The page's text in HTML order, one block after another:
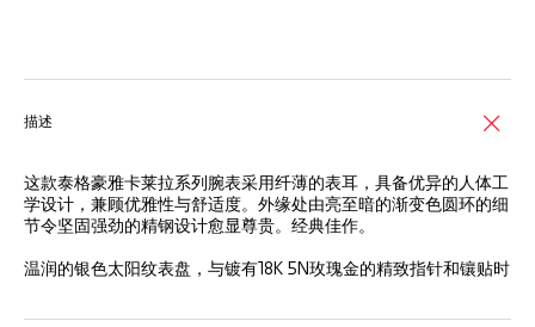
描述
这款泰格豪雅卡莱拉系列腕表采用纤薄的表耳，具备优异的人体工
学设计，兼顾优雅性与舒适度。外缘处由亮至暗的渐变色圆环的细
节令坚固强劲的精钢设计愈显尊贵。经典佳作。
温润的银色太阳纹表盘，与镀有18K 5N玫瑰金的精致指针和镶贴时